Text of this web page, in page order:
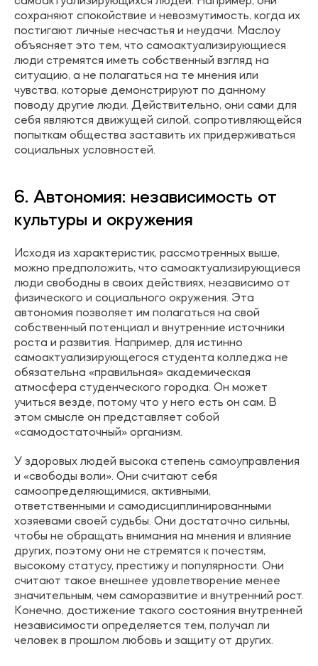
сохраняют спокойствие и невозмутимость, когда их
постигают личные несчастья и неудачи. Маслоу
объясняет это тем, что самоактуализирующиеся
люди стремятся иметь собственный взгляд на
ситуацию, а не полагаться на те мнения или
чувства, которые демонстрируют по данному
поводу другие люди. Действительно, они сами для
себя являются движущей силой, сопротивляющейся
попыткам общества заставить их придерживаться
социальных условностей.
6. Автономия: независимость от
культуры и окружения
Исходя из характеристик, рассмотренных выше,
можно предположить, что самоактуализирующиеся
люди свободны в своих действиях, независимо от
физического и социального окружения. Эта
автономия позволяет им полагаться на свой
собственный потенциал и внутренние источники
роста и развития. Например, для истинно
самоактуализирующегося студента колледжа не
обязательна «правильная» академическая
атмосфера студенческого городка. Он может
учиться везде, потому что у него есть он сам. В
этом смысле он представляет собой
«самодостаточный» организм.
У здоровых людей высока степень самоуправления
и «свободы воли». Они считают себя
самоопределяющимися, активными,
ответственными и самодисциплинированными
хозяевами своей судьбы. Они достаточно сильны,
чтобы не обращать внимания на мнения и влияние
других, поэтому они не стремятся к почестям,
высокому статусу, престижу и популярности. Они
считают такое внешнее удовлетворение менее
значительным, чем саморазвитие и внутренний рост.
Конечно, достижение такого состояния внутренней
независимости определяется тем, получал ли
человек в прошлом любовь и защиту от других.